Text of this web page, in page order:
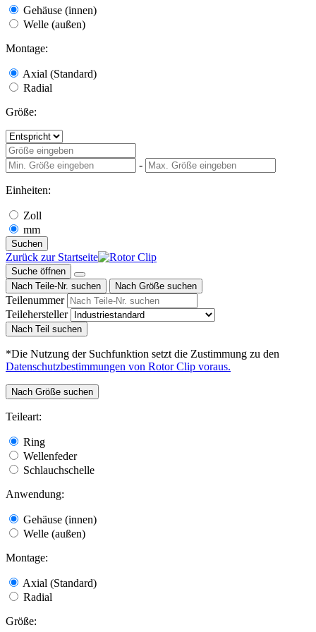
Gehäuse (innen)
Welle (außen)
Montage:
Axial (Standard)
Radial
Größe:
-
Einheiten:
Zoll
mm
Suchen
Zurück zur Startseite
Suche öffnen
Nach Teile-Nr. suchen
Nach Größe suchen
Teilenummer
Teilehersteller
Nach Teil suchen
*Die Nutzung der Suchfunktion setzt die Zustimmung zu den
Datenschutzbestimmungen von Rotor Clip voraus.
Nach Größe suchen
Teileart:
Ring
Wellenfeder
Schlauchschelle
Anwendung:
Gehäuse (innen)
Welle (außen)
Montage:
Axial (Standard)
Radial
Größe: